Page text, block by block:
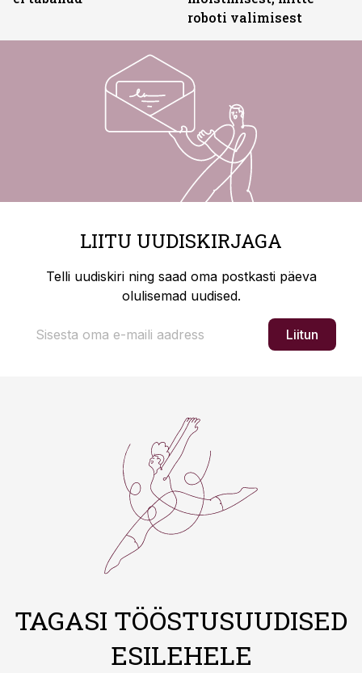
roboti valimisest
LIITU UUDISKIRJAGA
Telli uudiskiri ning saad oma postkasti päeva
olulisemad uudised.
Liitun
TAGASI TÖÖSTUSUUDISED
ESILEHELE